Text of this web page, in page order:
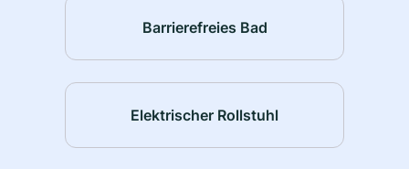
Barrierefreies Bad
Elektrischer Rollstuhl